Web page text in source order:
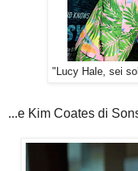
"Lucy Hale, sei
...e Kim Coates di